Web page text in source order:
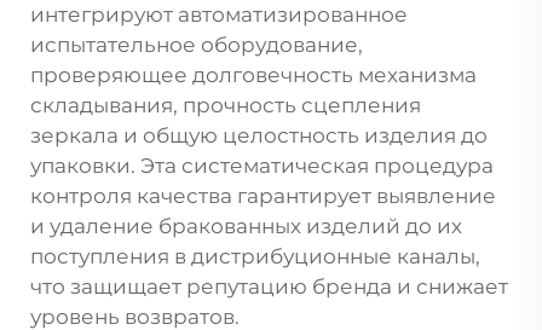
интегрируют автоматизированное
испытательное оборудование,
проверяющее долговечность механизма
складывания, прочность сцепления
зеркала и общую целостность изделия до
упаковки. Эта систематическая процедура
контроля качества гарантирует выявление
и удаление бракованных изделий до их
поступления в дистрибуционные каналы,
что защищает репутацию бренда и снижает
уровень возвратов.